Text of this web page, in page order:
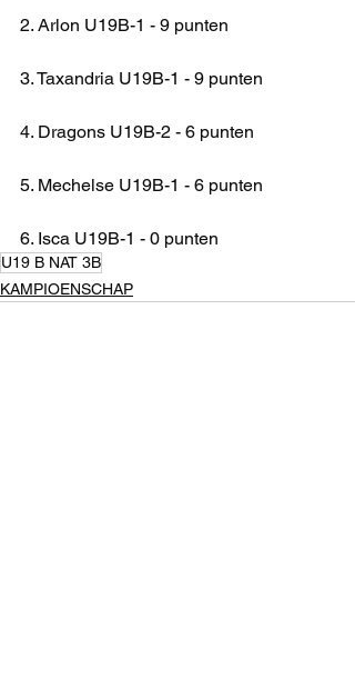
2. Arlon U19B-1 - 9 punten
3. Taxandria U19B-1 - 9 punten
4. Dragons U19B-2 - 6 punten
5. Mechelse U19B-1 - 6 punten
6. Isca U19B-1 - 0 punten
U19 B NAT 3B
KAMPIOENSCHAP